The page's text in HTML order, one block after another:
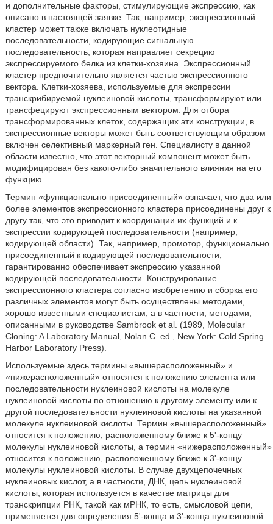
и дополнительные факторы, стимулирующие экспрессию, как
описано в настоящей заявке. Так, например, экспрессионный
кластер может также включать нуклеотидные
последовательности, кодирующие сигнальную
последовательность, которая направляет секрецию
экспрессируемого белка из клетки-хозяина. Экспрессионный
кластер предпочтительно является частью экспрессионного
вектора. Клетки-хозяева, используемые для экспрессии
транскрибируемой нуклеиновой кислоты, трансформируют или
трансфецируют экспрессионным вектором. Для отбора
трансформированных клеток, содержащих эти конструкции, в
экспрессионные векторы может быть соответствующим образом
включен селективный маркерный ген. Специалисту в данной
области известно, что этот векторный компонент может быть
модифицирован без какого-либо значительного влияния на его
функцию.
Термин «функционально присоединенный» означает, что два или
более элементов экспрессионного кластера присоединены друг к
другу так, что это приводит к координации их функций и к
экспрессии кодирующей последовательности (например,
кодирующей области). Так, например, промотор, функционально
присоединенный к кодирующей последовательности,
гарантированно обеспечивает экспрессию указанной
кодирующей последовательности. Конструирование
экспрессионного кластера согласно изобретению и сборка его
различных элементов могут быть осуществлены методами,
хорошо известными специалистам, а в частности, методами,
описанными в руководстве Sambrook et al. (1989, Molecular
Cloning: A Laboratory Manual, Nolan C. ed., New York: Cold Spring
Harbor Laboratory Press).
Используемые здесь термины «вышерасположенный» и
«нижерасположенный» относятся к положению элемента или
последовательности нуклеиновой кислоты на молекуле
нуклеиновой кислоты по отношению к другому элементу или к
другой последовательности нуклеиновой кислоты на указанной
молекуле нуклеиновой кислоты. Термин «вышерасположенный»
относится к положению, расположенному ближе к 5'-концу
молекулы нуклеиновой кислоты, а термин «нижерасположенный»
относится к положению, расположенному ближе к 3'-концу
молекулы нуклеиновой кислоты. В случае двухцепочечных
нуклеиновых кислот, а в частности, ДНК, цепь нуклеиновой
кислоты, которая используется в качестве матрицы для
транскрипции РНК, такой как мРНК, то есть, смысловой цепи,
применяется для определения 5'-конца и 3'-конца нуклеиновой